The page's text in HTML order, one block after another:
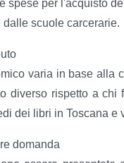
spese per l'acquisto
dalle scuole carcerarie.
varia in base alla
diverso rispetto a
dei libri in Toscana e
domanda